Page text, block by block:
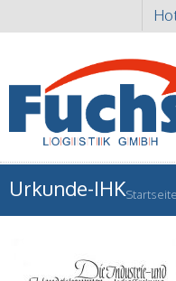
Urkunde-IHKStartseite